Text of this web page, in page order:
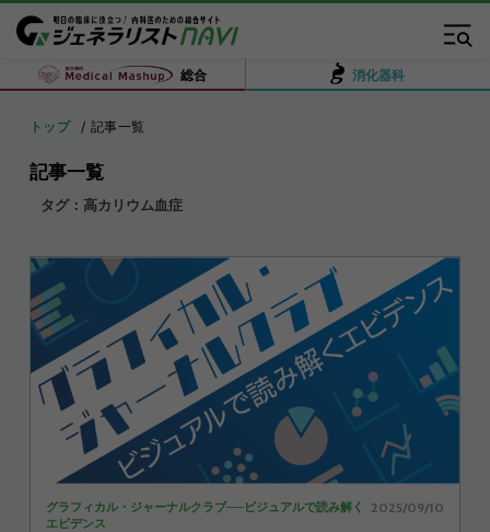
総合 消化器科
トップ 記事一覧
記事一覧
タグ：高カリウム血症
グラフィカル・ジャーナルクラブ──ビジュアルで読み解く
エビデンス
2025/09/10